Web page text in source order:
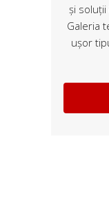
și
Galeria
ușor